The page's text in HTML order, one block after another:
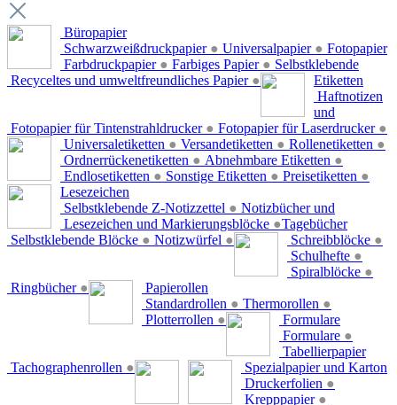
Büropapier
Schwarzweißdruckpapier ● Universalpapier ●
Farbdruckpapier ● Farbiges Papier ●
Recyceltes und umweltfreundliches Papier ●
Fotopapier
Fotopapier für Tintenstrahldrucker ● Fotopapier für Laserdrucker ●
Selbstklebende
Etiketten
Universaletiketten ● Versandetiketten ● Rollenetiketten ●
Ordnerrückenetiketten ● Abnehmbare Etiketten ●
Endlosetiketten ● Sonstige Etiketten ● Preisetiketten ●
Haftnotizen
und
Lesezeichen
Selbstklebende Z-Notizzettel ●
Lesezeichen und Markierungsblöcke ●
Selbstklebende Blöcke ● Notizwürfel ●
Notizbücher und
Tagebücher
Schreibblöcke ●
Schulhefte ●
Spiralblöcke ●
Ringbücher ●
Papierollen
Standardrollen ● Thermorollen ●
Plotterrollen ●
Formulare
Formulare ●
Tachographenrollen ●
Tabellierpapier
Spezialpapier und Karton
Druckerfolien ●
Krepppapier ●